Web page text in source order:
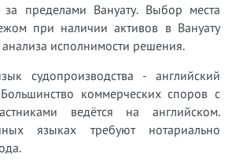
пределами Вануату. Выбор места
при наличии активов в Вануату
анализа исполнимости решения.
судопроизводства - английский
коммерческих споров с
ведётся на английском.
языках требуют нотариально